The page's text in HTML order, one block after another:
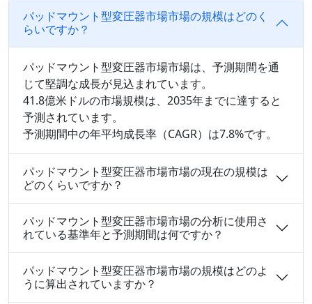
パッドマウント型変圧器市場市場の規模はどのく
らいですか？
パッドマウント型変圧器市場市場は、予測期間を通
じて堅調な成長が見込まれています。
41.8億米ドルの市場規模は、2035年までに達すると
予測されています。
予測期間中の年平均成長率（CAGR）は7.8%です。
パッドマウント型変圧器市場市場の現在の規模は
どのくらいですか？
パッドマウント型変圧器市場市場の分析に使用さ
れている基準年と予測期間は何ですか？
パッドマウント型変圧器市場市場の規模はどのよ
うに算出されていますか？